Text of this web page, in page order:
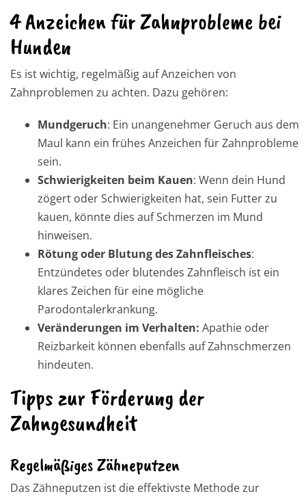
4 Anzeichen für Zahnprobleme bei
Hunden
Es ist wichtig, regelmäßig auf Anzeichen von
Zahnproblemen zu achten. Dazu gehören:
Mundgeruch: Ein unangenehmer Geruch aus dem
Maul kann ein frühes Anzeichen für Zahnprobleme
sein.
Schwierigkeiten beim Kauen: Wenn dein Hund
zögert oder Schwierigkeiten hat, sein Futter zu
kauen, könnte dies auf Schmerzen im Mund
hinweisen.
Rötung oder Blutung des Zahnfleisches:
Entzündetes oder blutendes Zahnfleisch ist ein
klares Zeichen für eine mögliche
Parodontalerkrankung.
Veränderungen im Verhalten: Apathie oder
Reizbarkeit können ebenfalls auf Zahnschmerzen
hindeuten.
Tipps zur Förderung der
Zahngesundheit
Regelmäßiges Zähneputzen
Das Zähneputzen ist die effektivste Methode zur